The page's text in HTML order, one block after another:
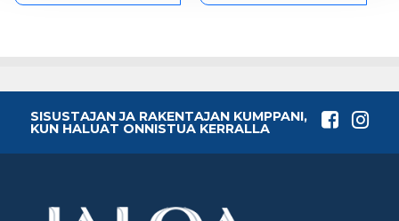
SISUSTAJAN JA RAKENTAJAN KUMPPANI,
KUN HALUAT ONNISTUA KERRALLA